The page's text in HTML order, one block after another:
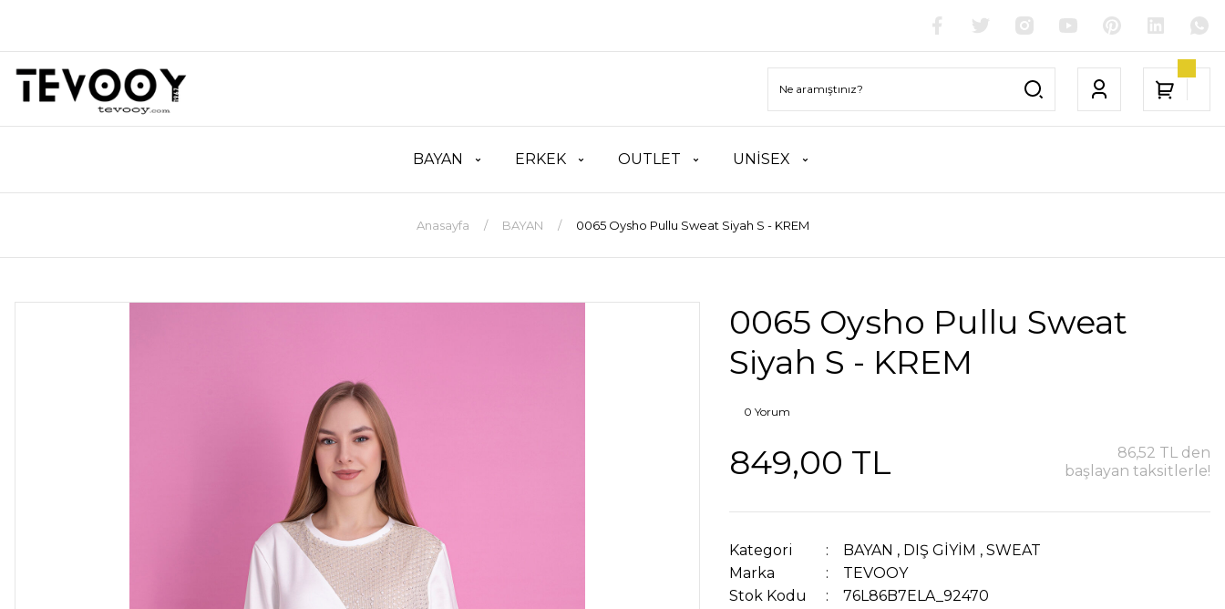
BAYAN ERKEK OUTLET UNİSEX
Anasayfa BAYAN 0065 Oysho Pullu Sweat Siyah S - KREM
0065 Oysho Pullu Sweat
Siyah S - KREM
0 Yorum
849,00 TL
86,52 TL den
başlayan taksitlerle!
Kategori BAYAN , DIŞ GİYİM , SWEAT
Marka
TEVOOY
Stok Kodu
76L86B7ELA_92470